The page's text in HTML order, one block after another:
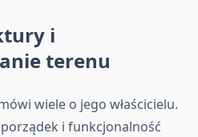
i
terenu
wiele o jego właścicielu.
i funkcjonalność